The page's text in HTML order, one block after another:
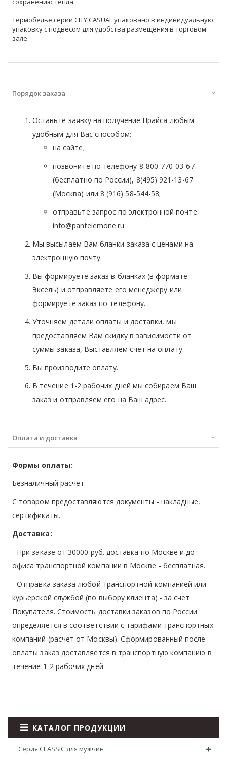
Термобелье серии CITY CASUAL упаковано в индивидуальную
упаковку с подвесом для удобства размещения в торговом
зале.
Порядок заказа
Оставьте заявку на получение Прайса любым
удобным для Вас способом:
на сайте;
позвоните по телефону 8-800-770-03-67
(бесплатно по России), 8(495) 921-13-67
(Москва) или 8 (916) 58-544-58;
отправьте запрос по электронной почте
info@pantelemone.ru.
Мы высылаем Вам бланки заказа с ценами на
электронную почту.
Вы формируете заказ в бланках (в формате
Эксель) и отправляете его менеджеру или
формируете заказ по телефону.
Уточняем детали оплаты и доставки, мы
предоставляем Вам скидку в зависимости от
суммы заказа, Выставляем счет на оплату.
Вы производите оплату.
В течение 1-2 рабочих дней мы собираем Ваш
заказ и отправляем его на Ваш адрес.
Оплата и доставка
Формы оплаты:
Безналичный расчет.
С товаром предоставляются документы - накладные,
сертификаты.
Доставка:
- При заказе от 30000 руб. доставка по Москве и до
офиса транспортной компании в Москве - бесплатная.
- Отправка заказа любой транспортной компанией или
курьерской службой (по выбору клиента) - за счет
Покупателя. Стоимость доставки заказов по России
определяется в соответствии с тарифами транспортных
компаний (расчет от Москвы). Сформированный после
оплаты заказ доставляется в транспортную компанию в
течение 1-2 рабочих дней.
КАТАЛОГ ПРОДУКЦИИ
Серия CLASSIC для мужчин